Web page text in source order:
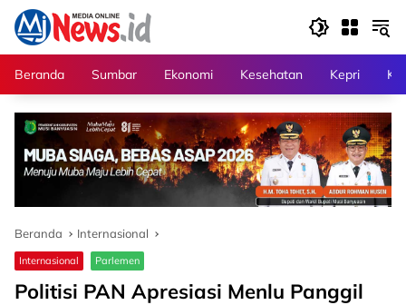
Langsung
konten
Beranda
Sumbar Ekonomi Kesehatan Kepri
Beranda Internasional
Internasional Parlemen
Politisi PAN Apresiasi Menlu Panggil